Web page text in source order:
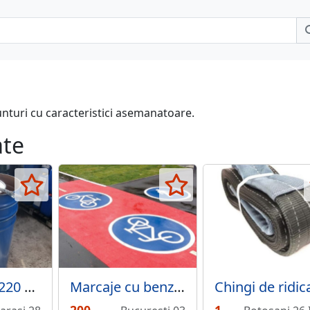
cu caracteristici asemanatoare.
Butoi tabla 220 L cu capac si cerc. Marcaje cu benzi cu semne de marcare rutiera pentru biciclisti